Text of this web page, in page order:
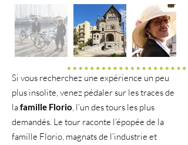
Si vous recherchez une expérience un peu
plus insolite, venez pédaler sur les traces de
lafamille Florio, l’un des tours les plus
demandés. Le tour raconte l’épopée de la
famille Florio, magnats de l’industrie et